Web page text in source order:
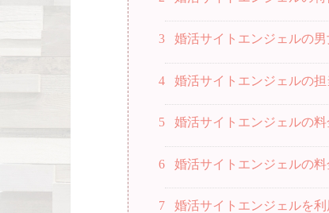
3 婚活サイトエンジェルの
4 婚活サイトエンジェルの
5 婚活サイトエンジェルの
6 婚活サイトエンジェルの
7 婚活サイトエンジェルを